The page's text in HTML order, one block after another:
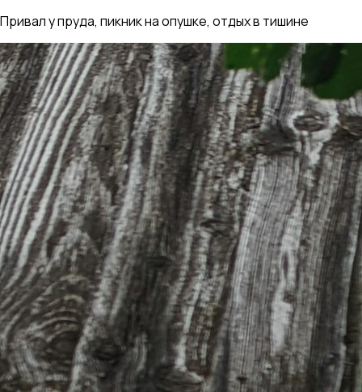
Привал у пруда, пикник на опушке, отдых в тишине